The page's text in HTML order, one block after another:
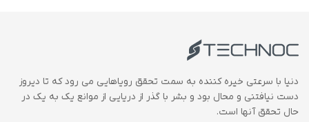
دنیا با سرعتی خیره کننده به سمت تحقق رویاهایی می رود که تا دیروز
دست نیافتنی و محال بود و بشر با گذر از دریایی از موانع یک به یک در
حال تحقق آنها است.